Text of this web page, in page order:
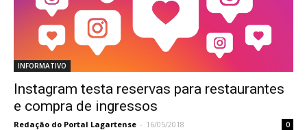
INFORMATIVO
Instagram testa reservas para restaurantes
e compra de ingressos
Redação do Portal Lagartense - 16/05/2018 0